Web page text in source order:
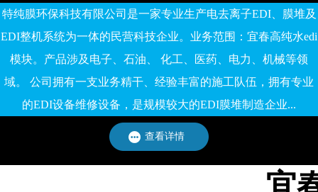
特纯膜环保科技有限公司是一家专业生产电去离子EDI、膜堆及
EDI整机系统为一体的民营科技企业。业务范围：宜春高纯水edi
模块。产品涉及电子、石油、 化工、医药、电力、机械等领
域。 公司拥有一支业务精干、经验丰富的施工队伍，拥有专业
的EDI设备维修设备，是规模较大的EDI膜堆制造企业...
查看详情